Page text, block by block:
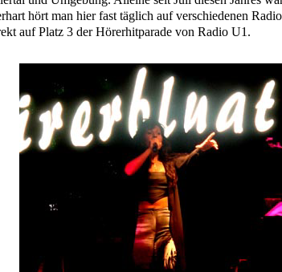
hört man hier fast täglich auf verschiedenen
auf Platz 3 der Hörerhitparade von Radio U1.